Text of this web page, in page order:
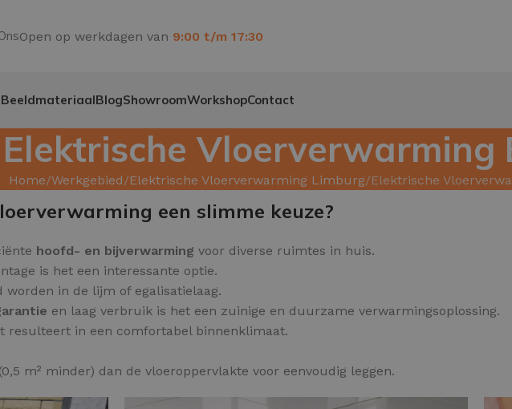
Open op werkdagen van 9:00 t/m 17:30
BeeldmateriaalBlogShowroomWorkshopContact
Elektrische Vloerverwarming
Home Werkgebied Elektrische Vloerverwarming Limburg Elektrische
een slimme keuze?
hoofd- en bijverwarming voor diverse ruimtes in huis.
is het een interessante optie.
in de lijm of egalisatielaag.
en laag verbruik is het een zuinige en duurzame verwarmingsoplossing.
resulteert in een comfortabel binnenklimaat.
m² minder) dan de vloeroppervlakte voor eenvoudig leggen.